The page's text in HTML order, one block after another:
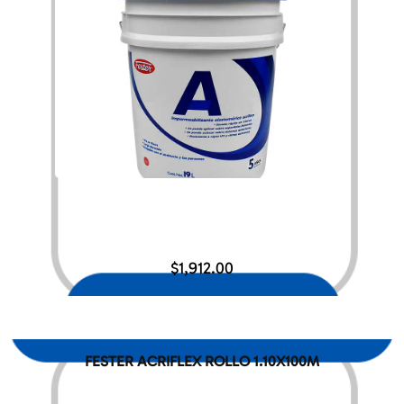
$1,912.00
FESTER ACRIFLEX ROLLO 1.10X100M